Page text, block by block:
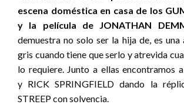
escena doméstica en casa de los
y la película de JONATHAN
demuestra no solo ser la hija de, es
gris cuando tiene que serlo y atrevida
lo requiere. Junto a ellas encontramos
y RICK SPRINGFIELD dando la
STREEP con solvencia.